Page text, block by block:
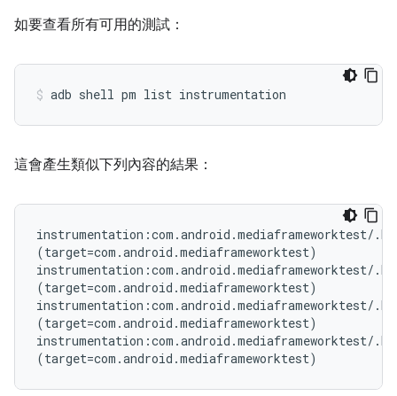
如要查看所有可用的測試：
這會產生類似下列內容的結果：
instrumentation:com.android.mediaframeworktest/
(target=com.android.mediaframeworktest)
instrumentation:com.android.mediaframeworktest/
(target=com.android.mediaframeworktest)
instrumentation:com.android.mediaframeworktest/
(target=com.android.mediaframeworktest)
instrumentation:com.android.mediaframeworktest/